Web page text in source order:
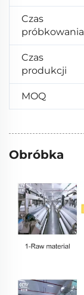
Czas
próbkowania
Czas
produkcji
MOQ
Obróbka